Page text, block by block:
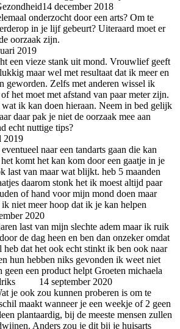
14 december 2018
onderzocht door een arts? Om te
in je lijf gebeurt? Uiteraard moet er
oorzaak zijn.
2019
een vieze stank uit mond. Vrouwlief geeft
maar wel met resultaat dat ik meer en
geworden. Zelfs met anderen wissel ik
het moet met afstand van paar meter zijn.
ik kan doen hieraan. Neem in bed gelijk
daar pak je niet de oorzaak mee aan
echt nuttige tips?
2019
naar een tandarts gaan die kan
komt het kan kom door een gaatje in je
last van maar wat blijkt. heb 5 maanden
daarom stonk het ik moest altijd paar
of hand voor mijn mond doen maar
niet meer hoop dat ik je kan helpen
2020
last van mijn slechte adem maar ik ruik
de dag heen en ben dan onzeker omdat
heb dat het ook echt stinkt ik ben ook naar
hun hebben niks gevonden ik weet niet
geen een product helpt Groeten michaela
14 september 2020
je ook zou kunnen proberen is om te
maakt wanneer je een weekje of 2 geen
plantaardig, bij de meeste mensen zullen
Anders zou je dit bij je huisarts